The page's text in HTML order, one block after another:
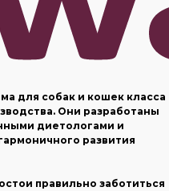
для собак и кошек класса
Они разработаны
диетологами и
развития
правильно заботиться